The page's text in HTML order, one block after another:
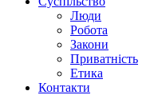
Люди
Робота
Закони
Приватність
Етика
Контакти